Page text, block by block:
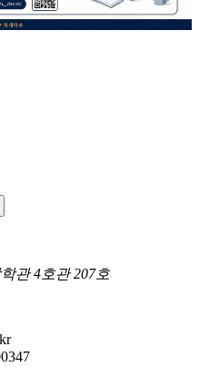
관 4호관 207호